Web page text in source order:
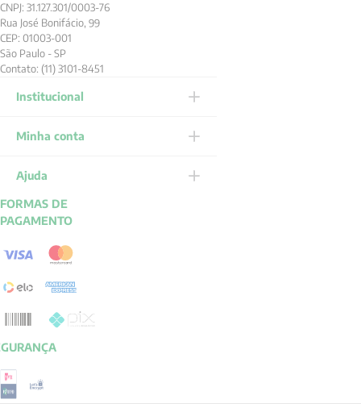
CNPJ: 31.127.301/0003-76
Rua José Bonifácio, 99
CEP: 01003-001
São Paulo - SP
Contato: (11) 3101-8451
Institucional
Minha conta
Ajuda
FORMAS DE
PAGAMENTO